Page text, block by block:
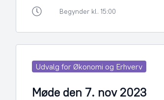
Begynder kl. 15:00
Udvalg for Økonomi og Erhverv
Møde den 7. nov 2023